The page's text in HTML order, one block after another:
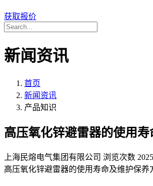
获取报价
新闻资讯
首页
新闻资讯
产品知识
高压氧化锌避雷器的使用
上海民熔电气集团有限公司 浏览次数
高压氧化锌避雷器的使用寿命及维护保养